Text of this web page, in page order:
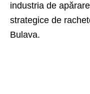
industria de
strategice de
Bulava.